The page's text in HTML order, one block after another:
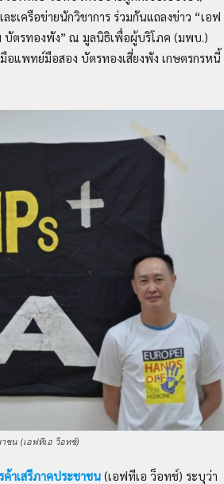
ไอวี/
เอดส์
ประเทศไทย
Thaiplus.net
ะเครือข่ายนักวิชาการ ร่วมกันแถลงข่าว “เอฟ
บัตรทองพัง” ณ มูลนิธิเพื่อผู้บริโภค (มพบ.)
อแพทย์มือสอง บัตรทองเสี่ยงพัง เกษตรกรหนี้
ชน (เอฟทีเอ ว็อทช์)
าเสรีภาคประชาชน (เอฟทีเอ ว็อทช์) ระบุว่า